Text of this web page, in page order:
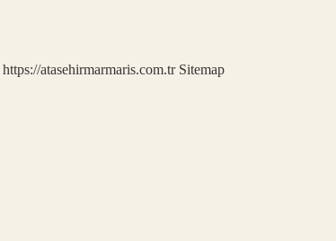
https://atasehirmarmaris.com.tr Sitemap